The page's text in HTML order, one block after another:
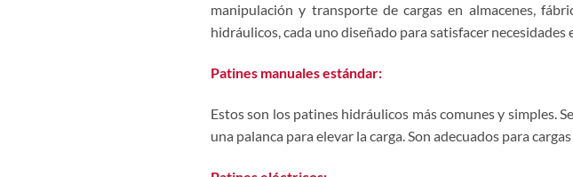
manipulación y transporte de cargas en almacenes,
hidráulicos, cada uno diseñado para satisfacer
Patines manuales estándar:
Estos son los patines hidráulicos más comunes y simples.
una palanca para elevar la carga. Son adecuados para